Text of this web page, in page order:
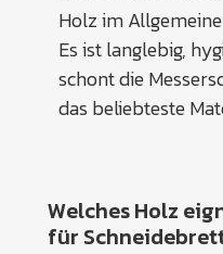
Holz im
Es ist langlebig,
schont die
das beliebteste
Welches Holz
für